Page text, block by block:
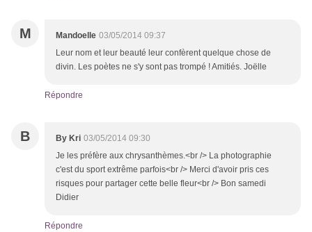
M Mandoelle 03/05/2014 09:37
Leur nom et leur beauté leur confèrent quelque chose de
divin. Les poètes ne s'y sont pas trompé ! Amitiés. Joëlle
Répondre
B By Kri 03/05/2014 09:30
Je les préfère aux chrysanthèmes.<br /> La photographie
c'est du sport extrême parfois<br /> Merci d'avoir pris ces
risques pour partager cette belle fleur<br /> Bon samedi
Didier
Répondre